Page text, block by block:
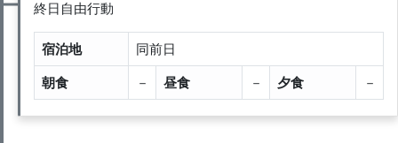
終日自由行動
宿泊地 同前日
朝食 － 昼食 － 夕食 －